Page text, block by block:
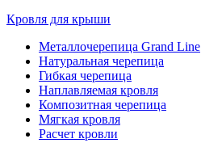
Кровля для крыши
Металлочерепица Grand Line
Натуральная черепица
Гибкая черепица
Наплавляемая кровля
Композитная черепица
Мягкая кровля
Расчет кровли